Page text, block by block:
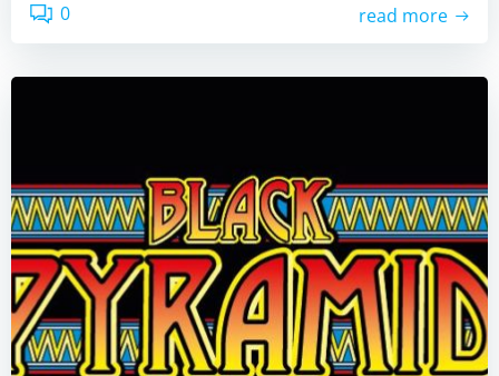
0 read more